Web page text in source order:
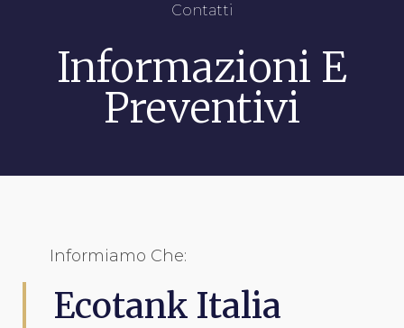
Contatti
Informazioni E
Preventivi
Informiamo Che:
Ecotank Italia